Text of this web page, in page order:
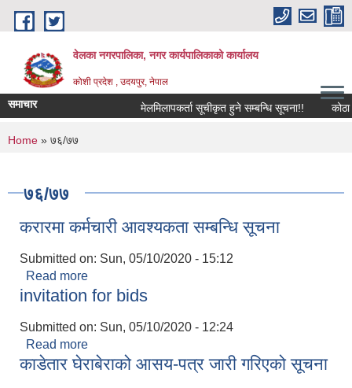
Skip to main content
वेलका नगरपालिका, नगर कार्यपालिकाको कार्यालय
कोशी प्रदेश , उदयपुर, नेपाल
समाचार मेलमिलापकर्ता सूचीकृत हुने सम्बन्धि सूचना!! कोठा
You are here
Home » ७६/७७
७६/७७
करारमा कर्मचारी आवश्यकता सम्बन्धि सूचना
Submitted on: Sun, 05/10/2020 - 15:12
Read more
invitation for bids
Submitted on: Sun, 05/10/2020 - 12:24
Read more
काडेतार घेराबेराको आसय-पत्र जारी गरिएको सूचना